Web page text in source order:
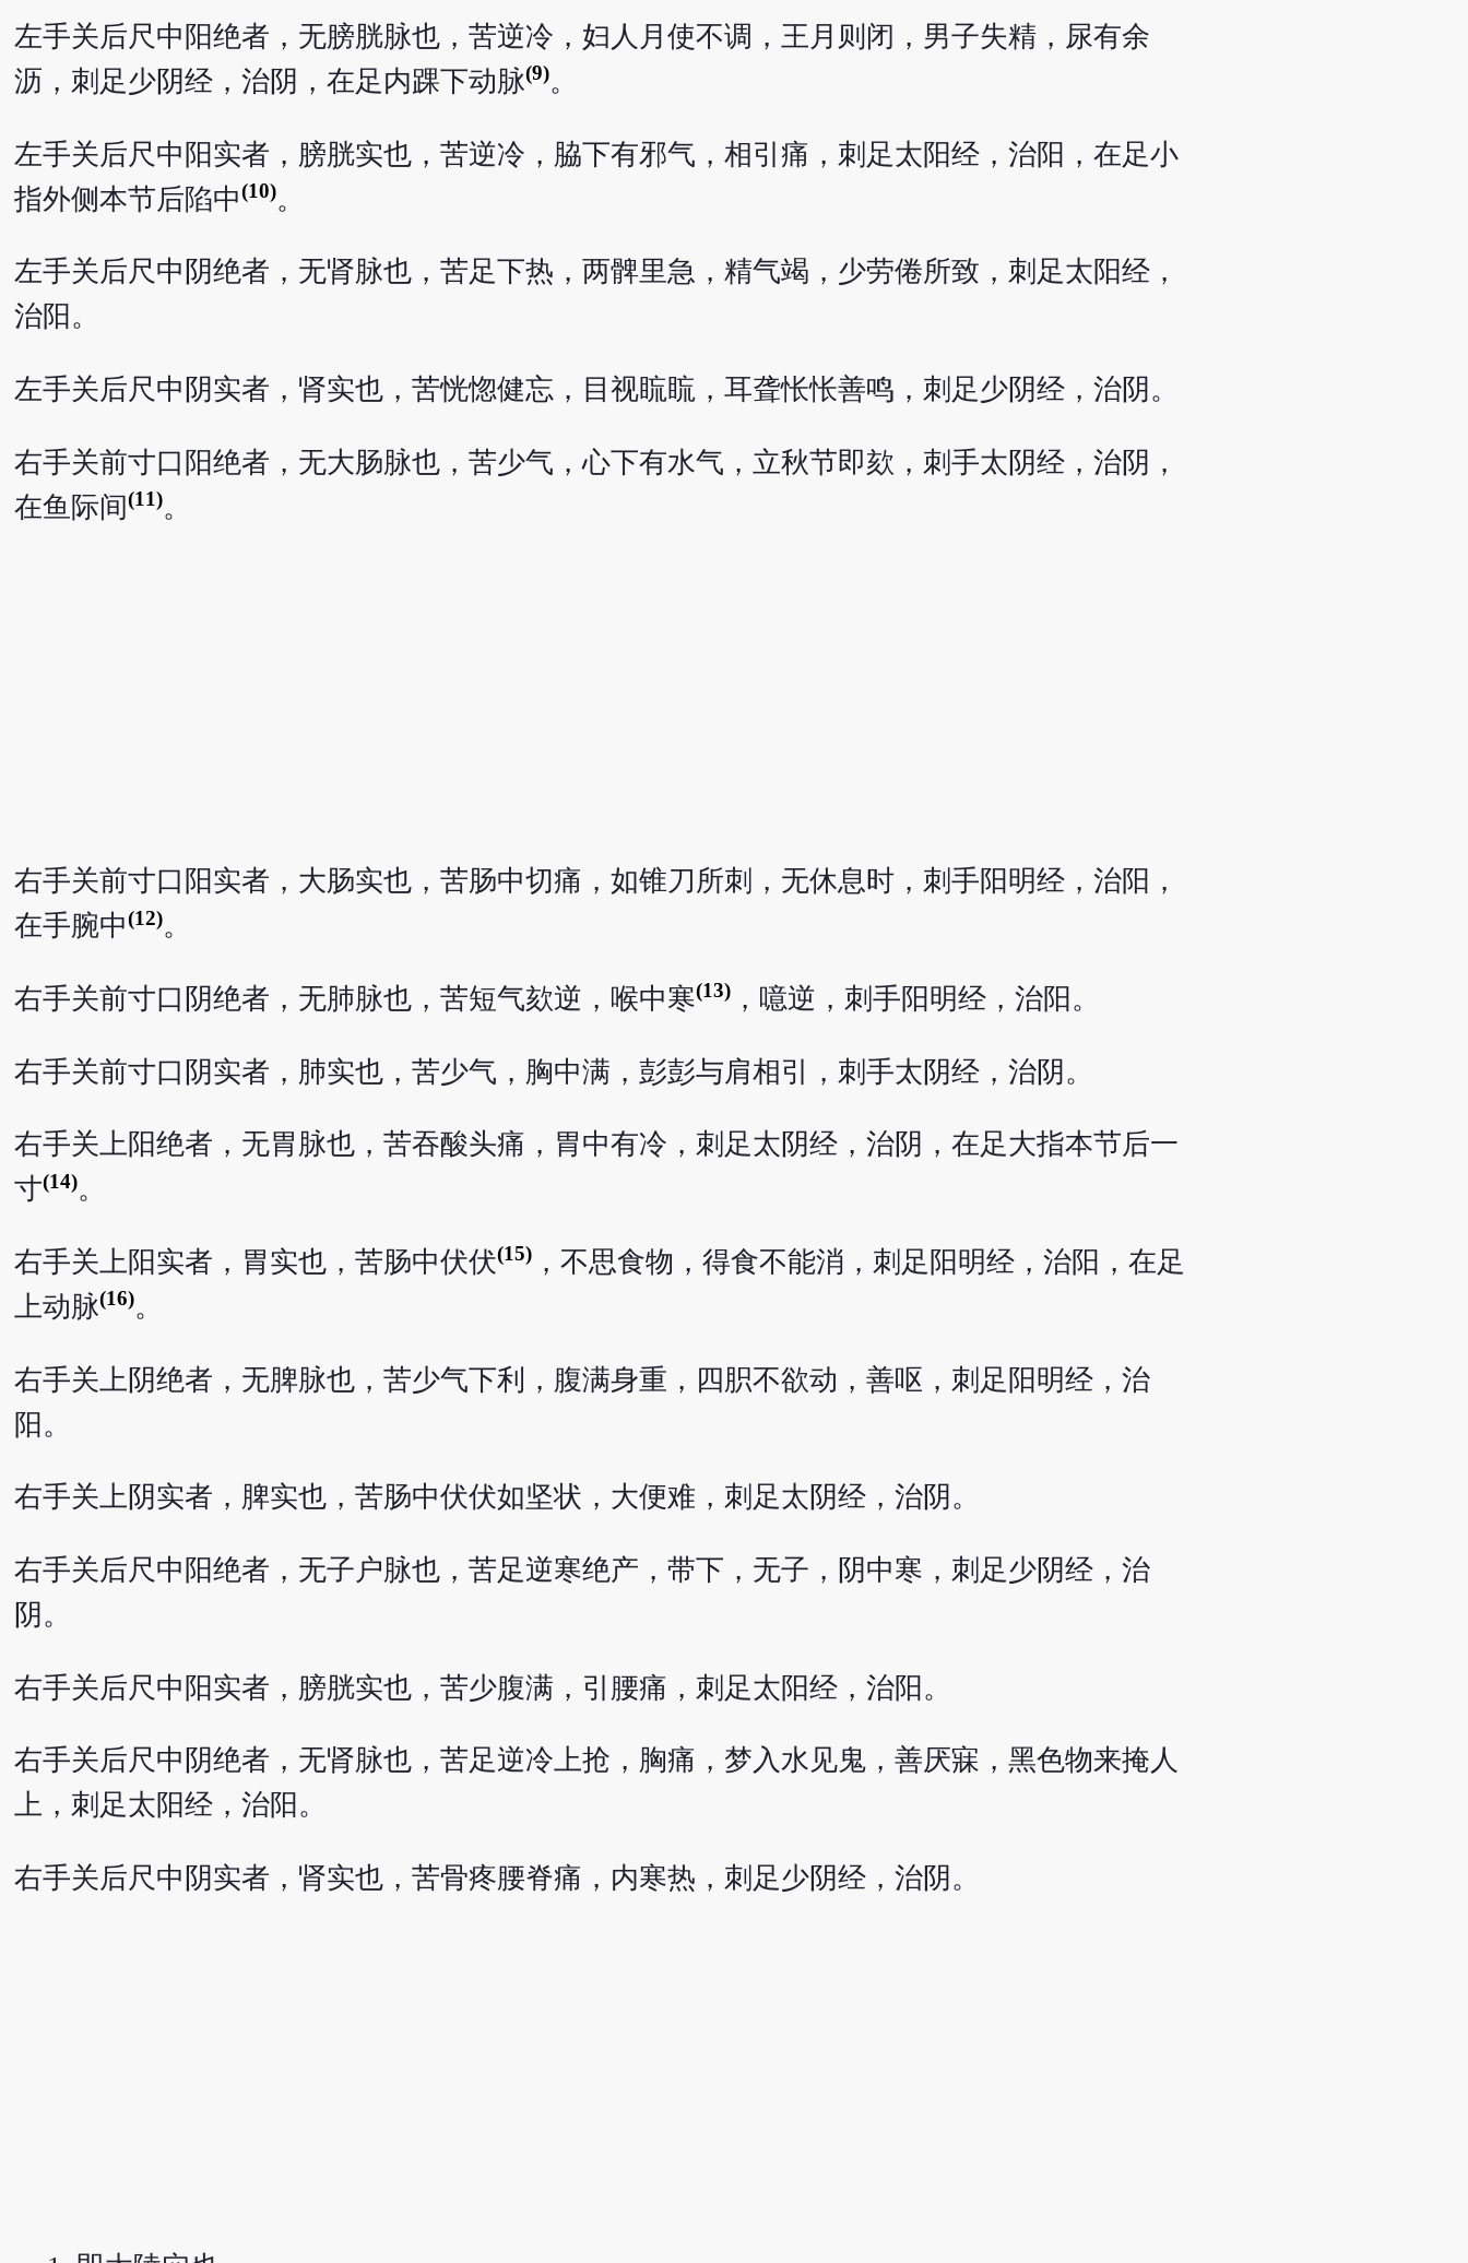
左手关后尺中阳绝者，无膀胱脉也，苦逆冷，妇人月使不调，王月则闭，男子失精，尿有余
沥，刺足少阴经，治阴，在足内踝下动脉(9)。
左手关后尺中阳实者，膀胱实也，苦逆冷，脇下有邪气，相引痛，刺足太阳经，治阳，在足小
指外侧本节后陷中(10)。
左手关后尺中阴绝者，无肾脉也，苦足下热，两髀里急，精气竭，少劳倦所致，刺足太阳经，
治阳。
左手关后尺中阴实者，肾实也，苦恍惚健忘，目视䀮䀮，耳聋怅怅善鸣，刺足少阴经，治阴。
右手关前寸口阳绝者，无大肠脉也，苦少气，心下有水气，立秋节即欬，刺手太阴经，治阴，
在鱼际间(11)。
右手关前寸口阳实者，大肠实也，苦肠中切痛，如锥刀所刺，无休息时，刺手阳明经，治阳，
在手腕中(12)。
右手关前寸口阴绝者，无肺脉也，苦短气欬逆，喉中寒(13)，噫逆，刺手阳明经，治阳。
右手关前寸口阴实者，肺实也，苦少气，胸中满，彭彭与肩相引，刺手太阴经，治阴。
右手关上阳绝者，无胃脉也，苦吞酸头痛，胃中有冷，刺足太阴经，治阴，在足大指本节后一
寸(14)。
右手关上阳实者，胃实也，苦肠中伏伏(15)，不思食物，得食不能消，刺足阳明经，治阳，在足
上动脉(16)。
右手关上阴绝者，无脾脉也，苦少气下利，腹满身重，四胑不欲动，善呕，刺足阳明经，治
阳。
右手关上阴实者，脾实也，苦肠中伏伏如坚状，大便难，刺足太阴经，治阴。
右手关后尺中阳绝者，无子户脉也，苦足逆寒绝产，带下，无子，阴中寒，刺足少阴经，治
阴。
右手关后尺中阳实者，膀胱实也，苦少腹满，引腰痛，刺足太阳经，治阳。
右手关后尺中阴绝者，无肾脉也，苦足逆冷上抢，胸痛，梦入水见鬼，善厌寐，黑色物来掩人
上，刺足太阳经，治阳。
右手关后尺中阴实者，肾实也，苦骨疼腰脊痛，内寒热，刺足少阴经，治阴。